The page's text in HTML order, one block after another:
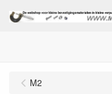
M2